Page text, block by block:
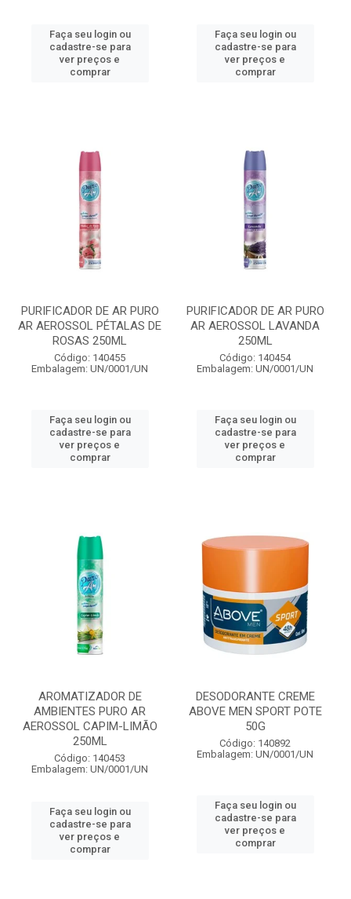
Faça seu login ou
cadastre-se para
ver preços e
comprar
Faça seu login ou
cadastre-se para
ver preços e
comprar
PURIFICADOR DE AR PURO
AR AEROSSOL PÉTALAS DE
ROSAS 250ML
Código: 140455
Embalagem: UN/0001/UN
Faça seu login ou
cadastre-se para
ver preços e
comprar
PURIFICADOR DE AR PURO
AR AEROSSOL LAVANDA
250ML
Código: 140454
Embalagem: UN/0001/UN
Faça seu login ou
cadastre-se para
ver preços e
comprar
AROMATIZADOR DE
AMBIENTES PURO AR
AEROSSOL CAPIM-LIMÃO
250ML
Código: 140453
Embalagem: UN/0001/UN
Faça seu login ou
cadastre-se para
ver preços e
comprar
DESODORANTE CREME
ABOVE MEN SPORT POTE
50G
Código: 140892
Embalagem: UN/0001/UN
Faça seu login ou
cadastre-se para
ver preços e
comprar